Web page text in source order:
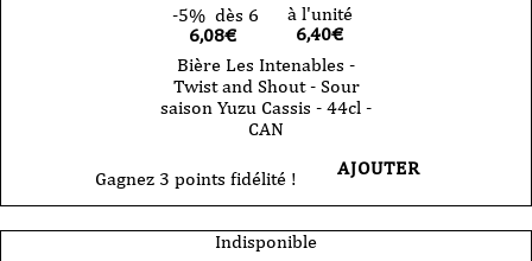
-5% dès 6
6,08€
à l'unité
6,40€
Bière Les Intenables -
Twist and Shout - Sour
saison Yuzu Cassis - 44cl -
CAN
Gagnez 3 points fidélité ! AJOUTER
Indisponible